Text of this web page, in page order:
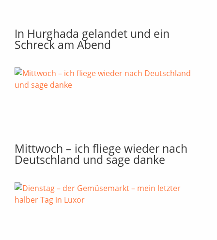
In Hurghada gelandet und ein
Schreck am Abend
Mittwoch – ich fliege wieder nach
Deutschland und sage danke